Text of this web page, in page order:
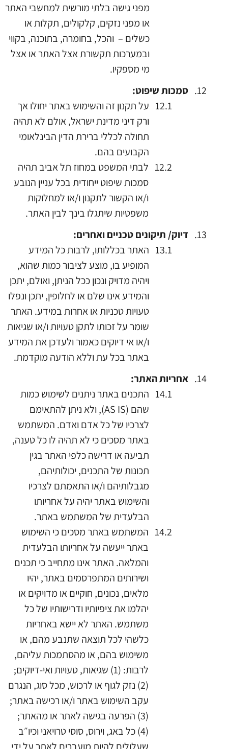
מפני גישה בלתי מורשית למחשבי האתר
או מפני נזקים, קלקולים, תקלות או
כשלים – והכל, בחומרה, בתוכנה, בקווי
ובמערכות תקשורת אצל האתר או אצל
מי מספקיו.
סמכותשיפוט:
על תקנון זה והשימוש באתר יחולו אך
ורק דיני מדינת ישראל, אולם לא תהיה
תחולה לכללי ברירת הדין הבינלאומי
הקבועים בהם.
לבתי המשפט במחוז תל אביב תהיה
סמכות שיפוט ייחודית בכל עניין הנובע
ו/או הקשור לתקנון ו/או למחלוקות
משפטיות שיתגלו בינך לבין האתר.
דיוק/ תיקונים טכניים ואחרים:
האתרבכללותו, לרבות כל המידע
המופיע בו, מוצע לציבור כמות שהוא,
ויהיה מדויק ונכון ככל הניתן, ואולם, יתכן
והמידע אינו שלם או לחלופין, יתכן ונפלו
טעויות טכניות או אחרות במידע. האתר
שומר על זכותו לתקן טעויות ו/או שגיאות
ו/או אי דיוקים כאמור ולעדכן את המידע
באתר בכל עת וללא הודעה מוקדמת.
אחריותהאתר:
התכנים באתר ניתנים לשימוש כמות
שהם (AS IS), ולא ניתן להתאימם
לצרכיו של כל אדם ואדם. המשתמש
באתר מסכים כי לא תהיה לו כל טענה,
תביעה או דרישה כלפי האתר בגין
תכונות של התכנים, יכולותיהם,
מגבלותיהם ו/או התאמתם לצרכיו
והשימוש באתר יהיה על אחריותו
הבלעדית של המשתמש באתר.
המשתמש באתר מסכים כי השימוש
באתר ייעשה על אחריותו הבלעדית
והמלאה. האתר אינו מתחייב כי תכנים
ושירותים המתפרסמים באתר, יהיו
מלאים, נכונים, חוקיים או מדויקים או
יהלמו את ציפיותיו ודרישותיו של כל
משתמש. האתר לא יישא באחריות
כלשהי לכל תוצאה שתנבע מהם, או
משימוש בהם, או מהסתמכות עליהם,
לרבות: (1) שגיאות, טעויות ואי-דיוקים;
(2) נזק לגוף או לרכוש, מכל סוג, הנגרם
עקב השימוש באתר ו/או רכישה באתר;
(3) הפרעה בגישה לאתר או מהאתר;
(4) כל באג, וירוס, סוסי טרויאני וכיו״ב